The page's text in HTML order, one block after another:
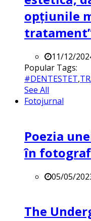
opțiunile
11/12/
Popular Tags:
#DENTESTET,
See All
Fotojurnal
Poezia
în
05/05/
The